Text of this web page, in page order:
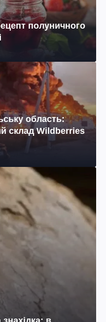
полуничного
область:
склад Wildberries